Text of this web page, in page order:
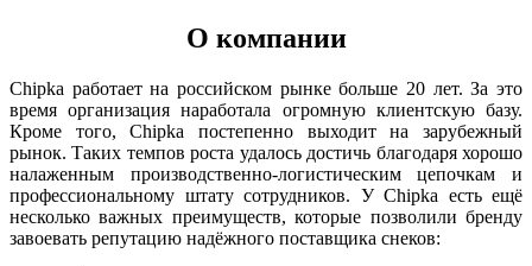
О компании
Chipka работает на российском рынке больше 20 лет. За это
время организация наработала огромную клиентскую базу.
Кроме того, Chipka постепенно выходит на зарубежный
рынок. Таких темпов роста удалось достичь благодаря хорошо
налаженным производственно-логистическим цепочкам и
профессиональному штату сотрудников. У Chipka есть ещё
несколько важных преимуществ, которые позволили бренду
завоевать репутацию надёжного поставщика снеков: